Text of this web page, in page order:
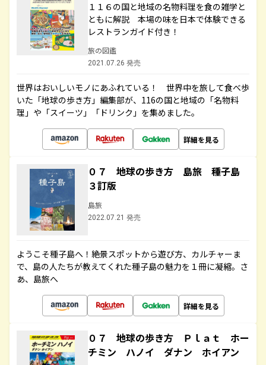
１１６の国と地域の名物料理を食の雑学と
ともに解説 本場の味を日本で体験できる
レストランガイド付き！
旅の図鑑
2021.07.26 発売
世界はおいしいモノにあふれている！ 世界中を旅して食べ歩
いた「地球の歩き方」編集部が、116の国と地域の「名物料
理」や「スイーツ」「ドリンク」を集めました。
詳細を見る
０７ 地球の歩き方 島旅 種子島
３訂版
島旅
2022.07.21 発売
ようこそ種子島へ！絶景スポットから遊び方、カルチャーま
で、島の人たちが教えてくれた種子島の魅力を１冊に凝縮。さ
あ、島旅へ
詳細を見る
０７ 地球の歩き方 Ｐｌａｔ ホー
チミン ハノイ ダナン ホイアン